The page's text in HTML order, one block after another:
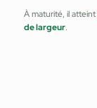
À maturité, il atteint
de largeur.